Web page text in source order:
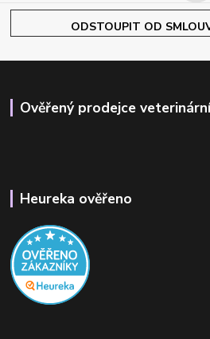
ODSTOUPIT OD
Ověřený prodejce
Heureka ověřeno